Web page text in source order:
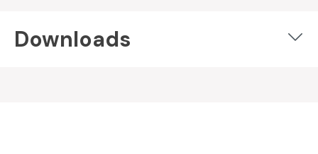
Downloads